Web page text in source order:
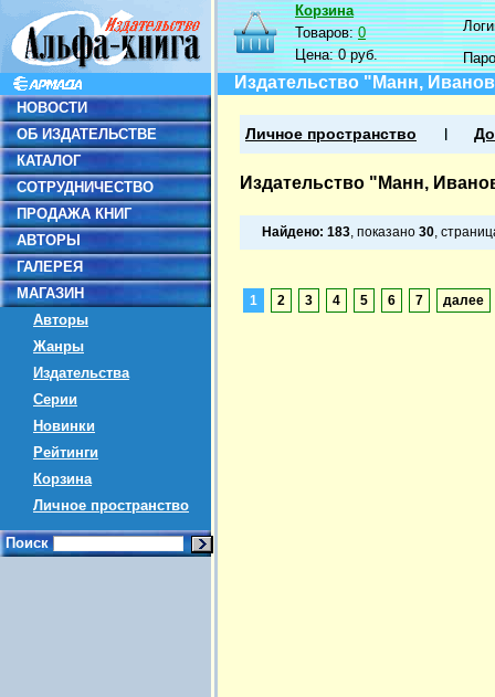
НОВОСТИ
ОБ ИЗДАТЕЛЬСТВЕ
КАТАЛОГ
СОТРУДНИЧЕСТВО
ПРОДАЖА КНИГ
АВТОРЫ
ГАЛЕРЕЯ
МАГАЗИН
Авторы
Жанры
Издательства
Серии
Новинки
Рейтинги
Корзина
Личное пространство
Поиск
Корзина
Товаров:0
Цена:0 руб.
Издательство "Манн,
Личное пространство
Издательство "Манн,
Найдено: 183, показано 30,
1 2 3 4 5 6 7 далее